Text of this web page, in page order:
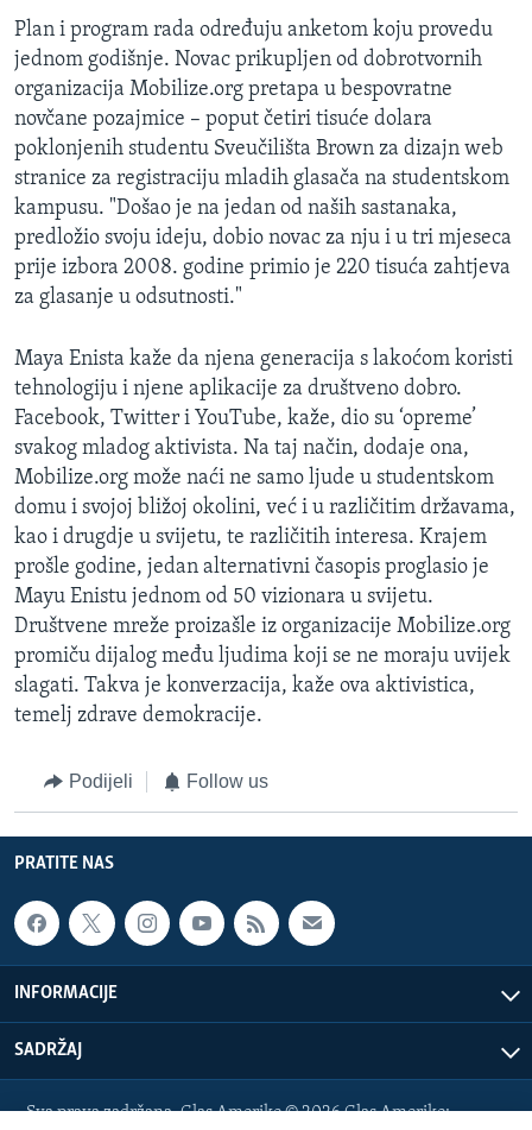
Plan i program rada određuju anketom koju provedu
jednom godišnje. Novac prikupljen od dobrotvornih
organizacija Mobilize.org pretapa u bespovratne
novčane pozajmice – poput četiri tisuće dolara
poklonjenih studentu Sveučilišta Brown za dizajn web
stranice za registraciju mladih glasača na studentskom
kampusu. "Došao je na jedan od naših sastanaka,
predložio svoju ideju, dobio novac za nju i u tri mjeseca
prije izbora 2008. godine primio je 220 tisuća zahtjeva
za glasanje u odsutnosti."
Maya Enista kaže da njena generacija s lakoćom koristi
tehnologiju i njene aplikacije za društveno dobro.
Facebook, Twitter i YouTube, kaže, dio su ‘opreme’
svakog mladog aktivista. Na taj način, dodaje ona,
Mobilize.org može naći ne samo ljude u studentskom
domu i svojoj bližoj okolini, već i u različitim državama,
kao i drugdje u svijetu, te različitih interesa. Krajem
prošle godine, jedan alternativni časopis proglasio je
Mayu Enistu jednom od 50 vizionara u svijetu.
Društvene mreže proizašle iz organizacije Mobilize.org
promiču dijalog među ljudima koji se ne moraju uvijek
slagati. Takva je konverzacija, kaže ova aktivistica,
temelj zdrave demokracije.
Podijeli Follow us
PRATITE NAS
INFORMACIJE
SADRŽAJ
Sva prava zadržana. Glas Amerike © 2026 Glas Amerike: